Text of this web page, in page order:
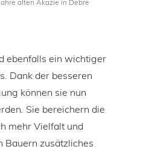
alten Akazie in Debre
ebenfalls ein wichtiger
Dank der besseren
können sie nun
Sie bereichern die
mehr Vielfalt und
Bauern zusätzliches